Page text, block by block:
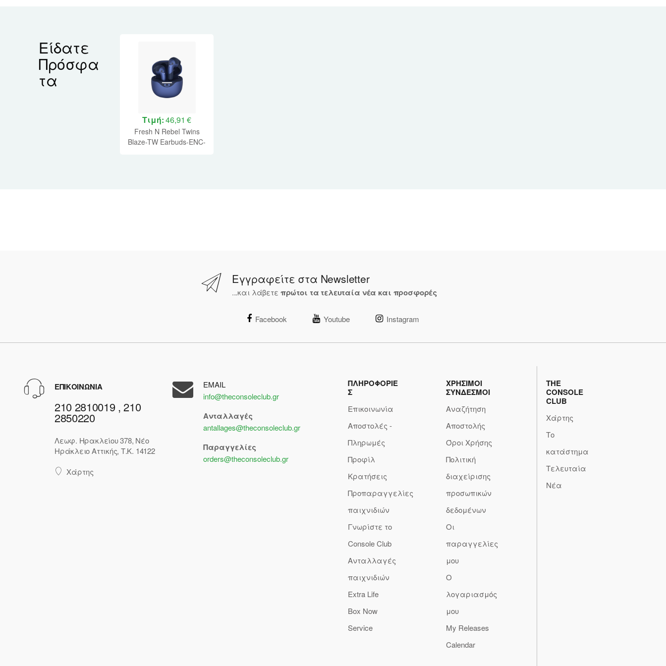
Είδατε
Πρόσφα
τα
Τιμή:46,91 €
Fresh N Rebel Twins
Blaze-TW Earbuds-ENC-
Εγγραφείτε στα Newsletter
...και λάβετε πρώτοι τα τελευταία νέα και προσφορές
Facebook Youtube Instagram
ΕΠΙΚΟΙΝΩΝΙΑ
210 2810019 , 210
2850220
Λεωφ. Ηρακλείου 378, Νέο
Ηράκλειο Αττικής, Τ.Κ. 14122
Χάρτης
EMAIL
info@theconsoleclub.gr
Ανταλλαγές
antallages@theconsoleclub.gr
Παραγγελίες
orders@theconsoleclub.gr
ΠΛΗΡΟΦΟΡΙΕ
Σ
Επικοινωνία
Αποστολές -
Πληρωμές
Προφίλ
Κρατήσεις
Προπαραγγελίες
παιχνιδιών
Γνωρίστε το
Console Club
Ανταλλαγές
παιχνιδιών
Extra Life
Box Now
Service
ΧΡΗΣΙΜΟΙ
ΣΥΝΔΕΣΜΟΙ
Αναζήτηση
Αποστολής
Όροι Χρήσης
Πολιτική
διαχείρισης
προσωπικών
δεδομένων
Οι
παραγγελίες
μου
Ο
λογαριασμός
μου
My Releases
Calendar
THE
CONSOLE
CLUB
Χάρτης
Το
κατάστημα
Τελευταία
Νέα